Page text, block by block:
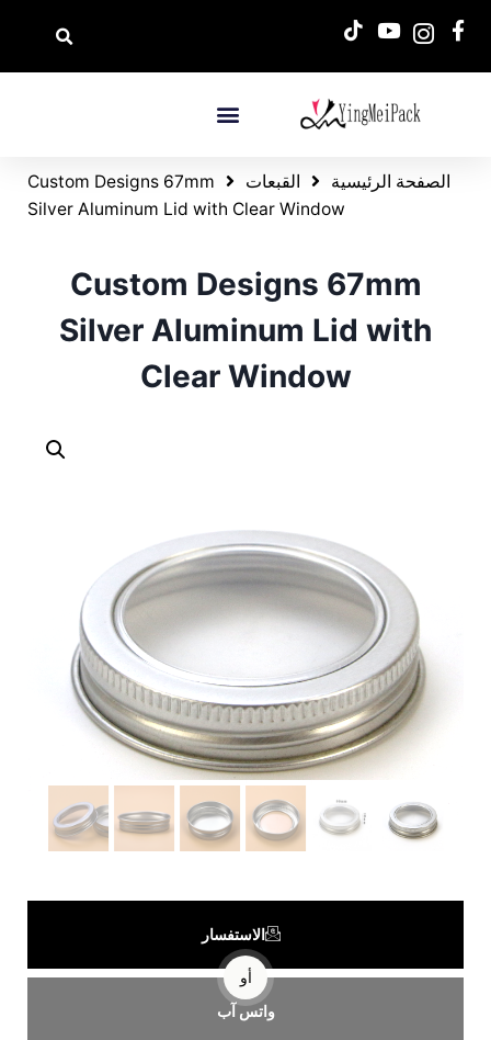
الصفحة الرئيسية القبعات
Custom Designs 67mm
Silver Aluminum Lid with Clear Window
Custom Designs 67mm
Silver Aluminum Lid with
Clear Window
الاستفسار
أو
واتس آب